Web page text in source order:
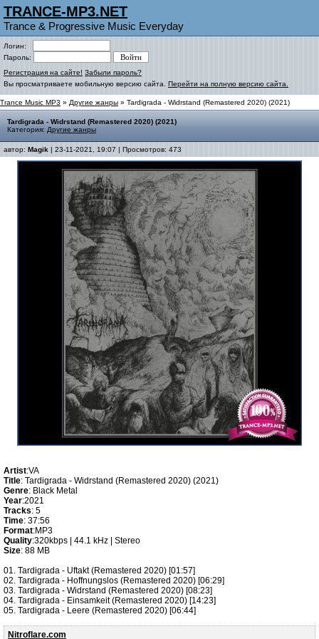
TRANCE-MP3.NET
Trance & Progressive Music Everyday
Логин:
Пароль:
Регистрация на сайте! Забыли пароль?
Вы просматриваете мобильную версию сайта. Перейти на полную версию сайта.
Trance Music MP3 » Другие жанры » Tardigrada - Widrstand (Remastered 2020) (2021)
Tardigrada - Widrstand (Remastered 2020) (2021)
Категория: Другие жанры
автор: Magik | 23-11-2021, 19:07 | Просмотров: 473
Artist:VA
Title: Tardigrada - Widrstand (Remastered 2020) (2021)
Genre: Black Metal
Year:2021
Tracks: 5
Time: 37:56
Format:MP3
Quality:320kbps | 44.1 kHz | Stereo
Size: 88 MB
01. Tardigrada - Uftakt (Remastered 2020) [01:57]
02. Tardigrada - Hoffnungslos (Remastered 2020) [06:29]
03. Tardigrada - Widrstand (Remastered 2020) [08:23]
04. Tardigrada - Einsamkeit (Remastered 2020) [14:23]
05. Tardigrada - Leere (Remastered 2020) [06:44]
Nitroflare.com